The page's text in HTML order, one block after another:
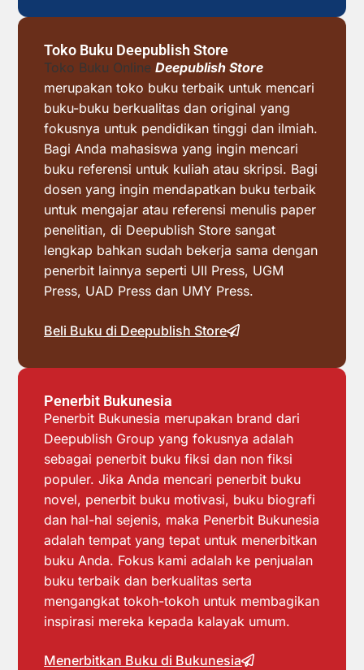
Toko Buku Deepublish Store
Toko Buku Online Deepublish Store
merupakan toko buku terbaik untuk mencari
buku-buku berkualitas dan original yang
fokusnya untuk pendidikan tinggi dan ilmiah.
Bagi Anda mahasiswa yang ingin mencari
buku referensi untuk kuliah atau skripsi. Bagi
dosen yang ingin mendapatkan buku terbaik
untuk mengajar atau referensi menulis paper
penelitian, di Deepublish Store sangat
lengkap bahkan sudah bekerja sama dengan
penerbit lainnya seperti UII Press, UGM
Press, UAD Press dan UMY Press.
Beli Buku di Deepublish Store
Penerbit Bukunesia
Penerbit Bukunesia merupakan brand dari
Deepublish Group yang fokusnya adalah
sebagai penerbit buku fiksi dan non fiksi
populer. Jika Anda mencari penerbit buku
novel, penerbit buku motivasi, buku biografi
dan hal-hal sejenis, maka Penerbit Bukunesia
adalah tempat yang tepat untuk menerbitkan
buku Anda. Fokus kami adalah ke penjualan
buku terbaik dan berkualitas serta
mengangkat tokoh-tokoh untuk membagikan
inspirasi mereka kepada kalayak umum.
Menerbitkan Buku di Bukunesia